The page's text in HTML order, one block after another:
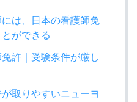
は、日本の看護師免
ができる
許｜受験条件が厳し
取りやすいニューヨ